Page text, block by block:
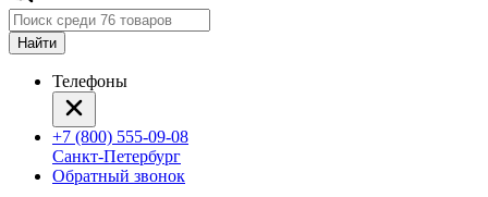
Найти
Телефоны
+7 (800) 555-09-08
Санкт-Петербург
Обратный звонок